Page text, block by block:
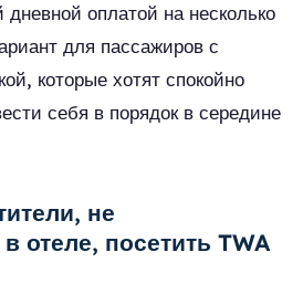
оплатой на несколько
для пассажиров с
которые хотят спокойно
себя в порядок в середине
не
отеле, посетить TWA